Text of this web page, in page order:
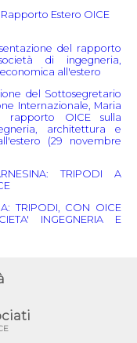
Rapporto Estero OICE
del rapporto
di ingegneria,
all'estero
del Sottosegretario
Internazionale, Maria
rapporto OICE sulla
architettura e
(29 novembre
TRIPODI A
TRIPODI, CON OICE
INGEGNERIA E